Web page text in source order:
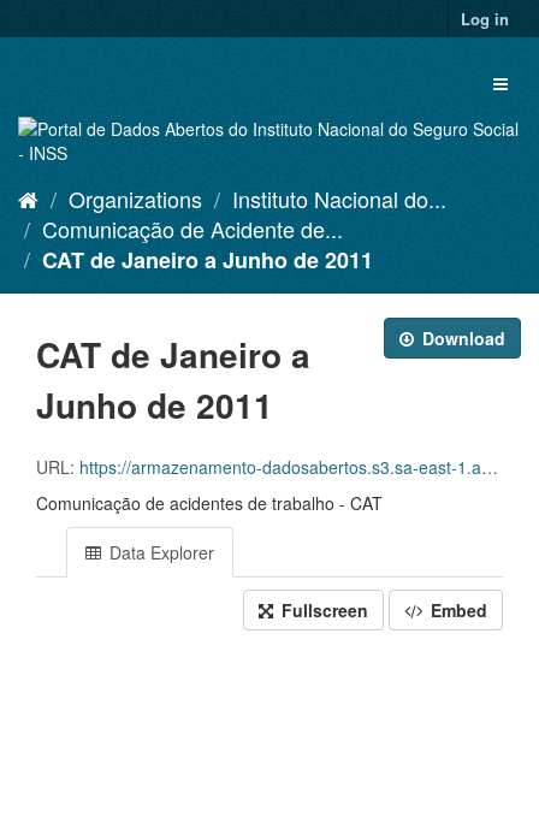
to
Log in
Organizations
Instituto Nacional do...
Comunicação de Acidente de...
CAT de Janeiro a Junho de 2011
Download
CAT de Janeiro a
Junho de 2011
URL: https://armazenamento-dadosabertos.s3.sa-east-1.amazonaws.com/PDA_2023_2025/Grupos_de_dados/Comunica%C3%A7%C3%B5es+de+Acidente+de+Trabalho+%E2%80%93+CAT/CATS+EMITIDAS_JANEIRO+A+JUNHO_2011.xlsx
Comunicação de acidentes de trabalho - CAT
Data Explorer
Fullscreen Embed